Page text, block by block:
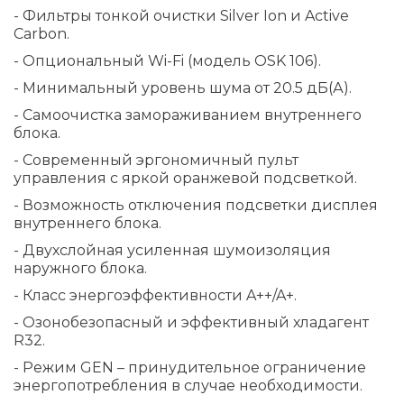
- Фильтры тонкой очистки Silver Ion и Active
Carbon.
- Опциональный Wi-Fi (модель OSK 106).
- Минимальный уровень шума от 20.5 дБ(А).
- Самоочистка замораживанием внутреннего
блока.
- Современный эргономичный пульт
управления с яркой оранжевой подсветкой.
- Возможность отключения подсветки дисплея
внутреннего блока.
- Двухслойная усиленная шумоизоляция
наружного блока.
- Класс энергоэффективности A++/A+.
- Озонобезопасный и эффективный хладагент
R32.
- Режим GEN – принудительное ограничение
энергопотребления в случае необходимости.